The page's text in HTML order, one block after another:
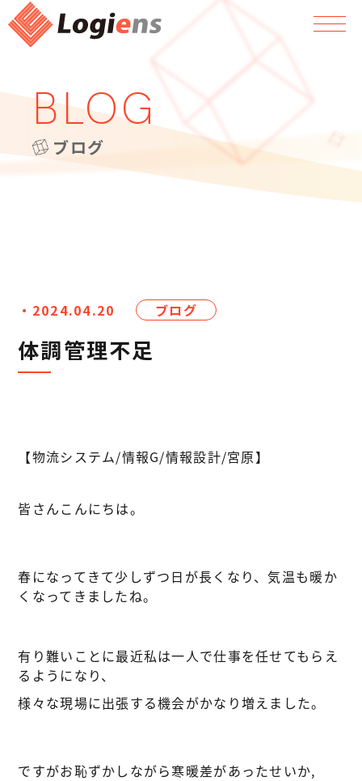
BLOG
ブログ
・2024.04.20 ブログ
体調管理不足
【物流システム/情報G/情報設計/宮原】
皆さんこんにちは。
春になってきて少しずつ日が長くなり、気温も暖か
くなってきましたね。
有り難いことに最近私は一人で仕事を任せてもらえ
るようになり、
様々な現場に出張する機会がかなり増えました。
ですがお恥ずかしながら寒暖差があったせいか,